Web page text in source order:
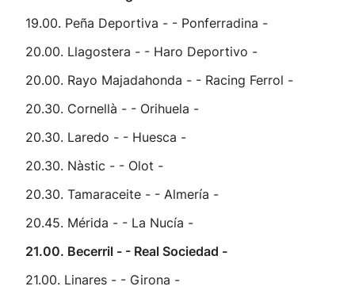
19.00. Peña Deportiva - - Ponferradina -
20.00. Llagostera - - Haro Deportivo -
20.00. Rayo Majadahonda - - Racing Ferrol -
20.30. Cornellà - - Orihuela -
20.30. Laredo - - Huesca -
20.30. Nàstic - - Olot -
20.30. Tamaraceite - - Almería -
20.45. Mérida - - La Nucía -
21.00. Becerril - - Real Sociedad -
21.00. Linares - - Girona -